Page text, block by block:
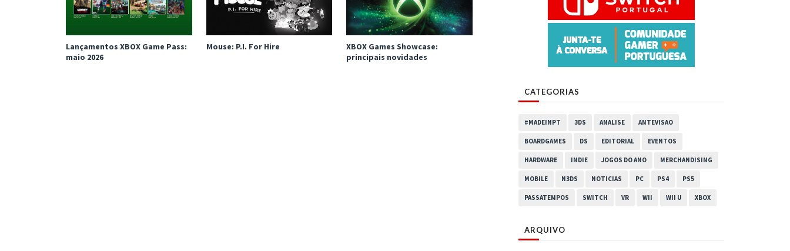
Lançamentos XBOX Game Pass:
maio 2026
Mouse: P.I. For Hire
XBOX Games Showcase:
principais novidades
CATEGORIAS
#MADEINPT 3DS ANALISE ANTEVISAO
BOARDGAMES DS EDITORIAL EVENTOS
HARDWARE INDIE JOGOS DO ANO MERCHANDISING
MOBILE N3DS NOTICIAS PC PS4 PS5
PASSATEMPOS SWITCH VR WII WII U XBOX
ARQUIVO